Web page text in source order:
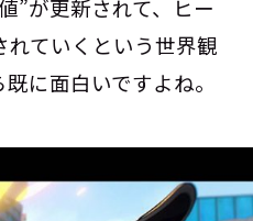
”が更新されて、ヒー
れていくという世界観
に面白いですよね。